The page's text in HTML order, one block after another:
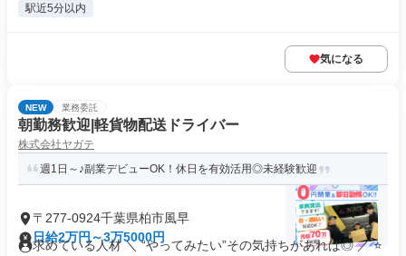
駅近5分以内
気になる
NEW 業務委託
朝勤務歓迎|軽貨物配送ドライバー
株式会社ヤガテ
週1日～♪副業デビューOK！休日を有効活用◎未経験歓迎
〒277-0924千葉県柏市風早
日給2万円～3万5000円
求めている人材 ＼ “やってみたい”その気持ちがあれば◎ ／ ⭐